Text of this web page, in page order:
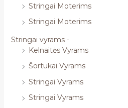
Stringai Moterims
Stringai Moterims
Stringai vyrams -
Kelnaitės Vyrams
Šortukai Vyrams
Stringai Vyrams
Stringai Vyrams